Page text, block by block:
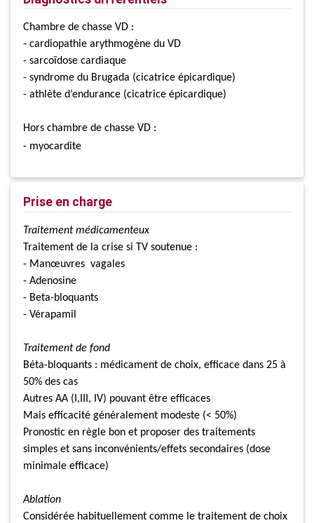
Chambre de chasse VD :
- cardiopathie arythmogène du VD
- sarcoïdose cardiaque
- syndrome du Brugada (cicatrice épicardique)
- athlète d’endurance (cicatrice épicardique)
Hors chambre de chasse VD :
- myocardite
Prise en charge
Traitement médicamenteux
Traitement de la crise si TV soutenue :
- Manœuvres vagales
- Adenosine
- Beta-bloquants
- Vérapamil
Traitement de fond
Béta-bloquants : médicament de choix, efficace dans 25 à
50% des cas
Autres AA (I,III, IV) pouvant être efficaces
Mais efficacité généralement modeste (< 50%)
Pronostic en règle bon et proposer des traitements
simples et sans inconvénients/effets secondaires (dose
minimale efficace)
Ablation
Considérée habituellement comme le traitement de choix